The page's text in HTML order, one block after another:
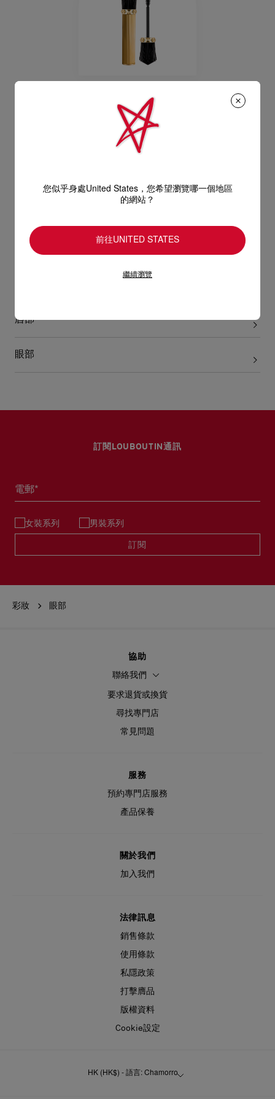
Les Yeux Noirs
Volumaxima
睫毛膏 - 黑色
瀏覽彩妝精品
唇部
眼部
訂閱LOUBOUTIN通訊
電郵*
女裝系列 男裝系列
訂閱
彩妝 眼部
協助
聯絡我們
要求退貨或換貨
尋找專門店
常見問題
服務
預約專門店服務
產品保養
關於我們
加入我們
法律訊息
銷售條款
使用條款
私隱政策
打擊膺品
版權資料
Cookie設定
HK (HK$) - 語言: Chamorro
您似乎身處United States，您希望瀏覽哪一個地區
的網站？
前往UNITED STATES
繼續瀏覽